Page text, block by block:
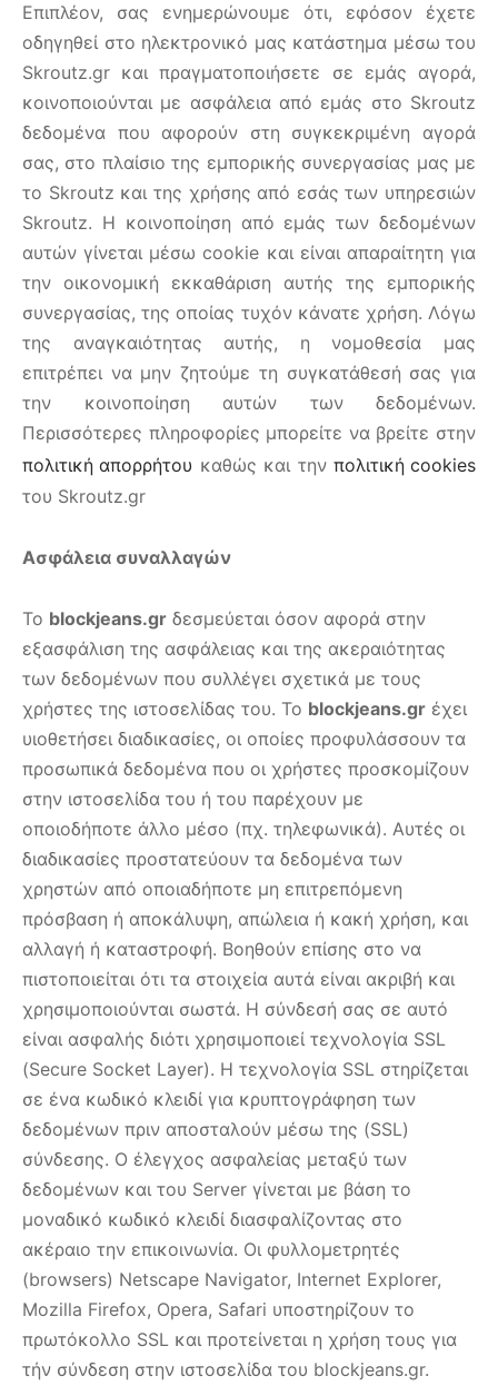
Επιπλέον, σας ενημερώνουμε ότι, εφόσον έχετε
οδηγηθεί στο ηλεκτρονικό μας κατάστημα μέσω του
Skroutz.gr και πραγματοποιήσετε σε εμάς αγορά,
κοινοποιούνται με ασφάλεια από εμάς στο Skroutz
δεδομένα που αφορούν στη συγκεκριμένη αγορά
σας, στο πλαίσιο της εμπορικής συνεργασίας μας με
το Skroutz και της χρήσης από εσάς των υπηρεσιών
Skroutz. Η κοινοποίηση από εμάς των δεδομένων
αυτών γίνεται μέσω cookie και είναι απαραίτητη για
την οικονομική εκκαθάριση αυτής της εμπορικής
συνεργασίας, της οποίας τυχόν κάνατε χρήση. Λόγω
της αναγκαιότητας αυτής, η νομοθεσία μας
επιτρέπει να μην ζητούμε τη συγκατάθεσή σας για
την κοινοποίηση αυτών των δεδομένων.
Περισσότερες πληροφορίες μπορείτε να βρείτε στην
πολιτική απορρήτου καθώς και την πολιτική cookies
του Skroutz.gr
Ασφάλεια συναλλαγών
Το blockjeans.gr δεσμεύεται όσον αφορά στην
εξασφάλιση της ασφάλειας και της ακεραιότητας
των δεδομένων που συλλέγει σχετικά με τους
χρήστες της ιστοσελίδας του. Το blockjeans.gr έχει
υιοθετήσει διαδικασίες, οι οποίες προφυλάσσουν τα
προσωπικά δεδομένα που οι χρήστες προσκομίζουν
στην ιστοσελίδα του ή του παρέχουν με
οποιοδήποτε άλλο μέσο (πχ. τηλεφωνικά). Αυτές οι
διαδικασίες προστατεύουν τα δεδομένα των
χρηστών από οποιαδήποτε μη επιτρεπόμενη
πρόσβαση ή αποκάλυψη, απώλεια ή κακή χρήση, και
αλλαγή ή καταστροφή. Βοηθούν επίσης στο να
πιστοποιείται ότι τα στοιχεία αυτά είναι ακριβή και
χρησιμοποιούνται σωστά. Η σύνδεσή σας σε αυτό
είναι ασφαλής διότι χρησιμοποιεί τεχνολογία SSL
(Secure Socket Layer). Η τεχνολογία SSL στηρίζεται
σε ένα κωδικό κλειδί για κρυπτογράφηση των
δεδομένων πριν αποσταλούν μέσω της (SSL)
σύνδεσης. Ο έλεγχος ασφαλείας μεταξύ των
δεδομένων και του Server γίνεται με βάση το
μοναδικό κωδικό κλειδί διασφαλίζοντας στο
ακέραιο την επικοινωνία. Οι φυλλομετρητές
(browsers) Netscape Navigator, Internet Explorer,
Mozilla Firefox, Opera, Safari υποστηρίζουν το
πρωτόκολλο SSL και προτείνεται η χρήση τους για
τήν σύνδεση στην ιστοσελίδα του blockjeans.gr.